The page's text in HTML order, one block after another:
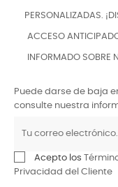
PERSONALIZADAS.
ACCESO
INFORMADO SOBRE
Puede darse de baja
consulte nuestra
Acepto los
Privacidad del Cliente